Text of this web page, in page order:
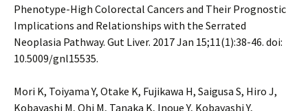
Phenotype-High Colorectal Cancers and Their Prognostic
Implications and Relationships with the Serrated
Neoplasia Pathway. Gut Liver. 2017 Jan 15;11(1):38-46. doi:
10.5009/gnl15535.
Mori K, Toiyama Y, Otake K, Fujikawa H, Saigusa S, Hiro J,
Kobayashi M, Ohi M, Tanaka K, Inoue Y, Kobayashi Y,